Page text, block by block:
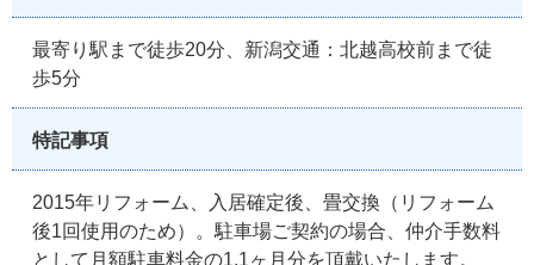
最寄り駅まで徒歩20分、新潟交通：北越高校前まで徒
歩5分
特記事項
2015年リフォーム、入居確定後、畳交換（リフォーム
後1回使用のため）。駐車場ご契約の場合、仲介手数料
として月額駐車料金の1.1ヶ月分を頂戴いたします。